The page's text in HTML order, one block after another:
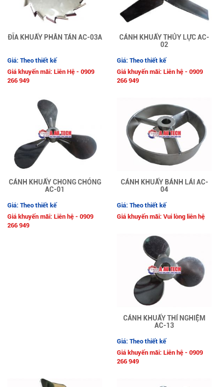
ĐĨA KHUẤY PHÂN TÁN AC-03A
Giá: Theo thiết kế
Giá khuyến mãi: Liên Hệ - 0909
266 949
CÁNH KHUẤY THỦY LỰC AC-
02
Giá: Theo thiết kế
Giá khuyến mãi: Liên hệ - 0909
266 949
CÁNH KHUẤY CHONG CHÓNG
AC-01
Giá: Theo thiết kế
Giá khuyến mãi: Liên hệ - 0909
266 949
CÁNH KHUẤY BÁNH LÁI AC-
04
Giá: Theo thiết kế
Giá khuyến mãi: Vui lòng liên hệ
CÁNH KHUẤY THÍ NGHIỆM
AC-13
Giá: Theo thiết kế
Giá khuyến mãi: Liên hệ - 0909
266 949